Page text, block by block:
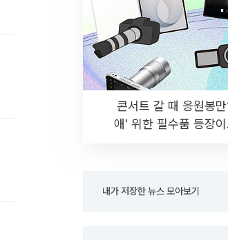
콘서트 갈 때 응원봉
애' 위한 필수품 등장
내가 저장한 뉴스 모아보기